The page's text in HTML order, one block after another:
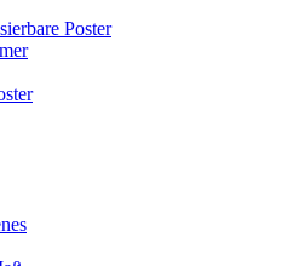
Poster